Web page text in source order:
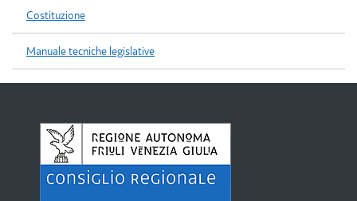
Costituzione
Manuale tecniche legislative